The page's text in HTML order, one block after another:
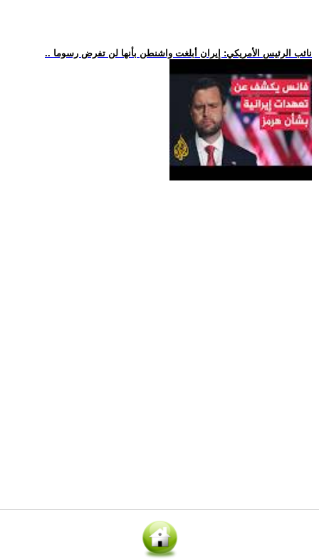
.. نائب الرئيس الأمريكي: إيران أبلغت واشنطن بأنها لن تفرض رسوما